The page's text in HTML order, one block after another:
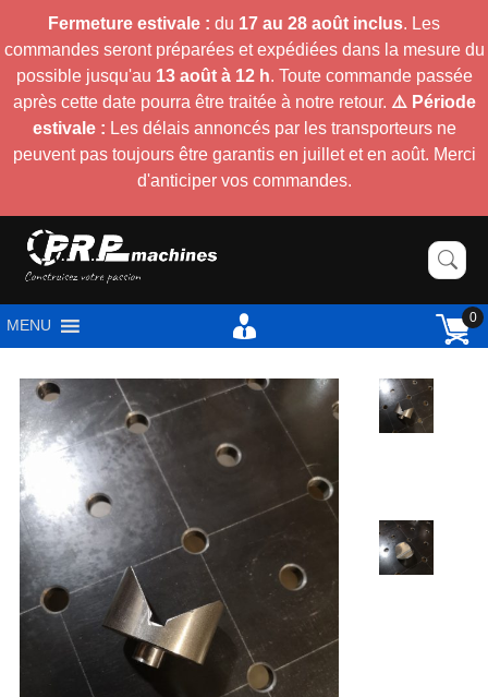
Fermeture estivale : du 17 au 28 août inclus. Les
commandes seront préparées et expédiées dans la mesure du
possible jusqu'au 13 août à 12 h. Toute commande passée
après cette date pourra être traitée à notre retour. ⚠️ Période
estivale : Les délais annoncés par les transporteurs ne
peuvent pas toujours être garantis en juillet et en août. Merci
d'anticiper vos commandes.
MENU 0